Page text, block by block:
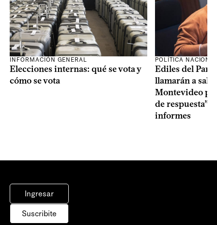
INFORMACIÓN GENERAL
Elecciones internas: qué se vota y
cómo se vota
POLÍTICA
Ediles del
llamarán a sala
Montevideo
de respuesta”
informes
Ingresar
Suscribite